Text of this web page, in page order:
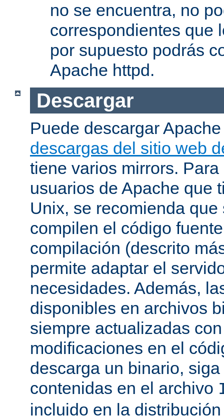
no se encuentra, no
correspondientes que
por supuesto podrás
Apache httpd.
Descargar
Puede descargar
descargas del sitio web
tiene varios mirrors.
usuarios de Apache que
Unix, se recomienda
compilen el código
compilación (descrito
permite adaptar el
necesidades. Además,
disponibles en archivos
siempre actualizadas
modificaciones en el
descarga un binario,
contenidas en el archivo
incluido en la distribución